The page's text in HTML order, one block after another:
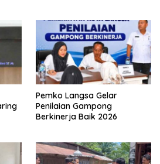
Pemko Langsa Gelar
Penilaian Gampong
Berkinerja Baik 2026